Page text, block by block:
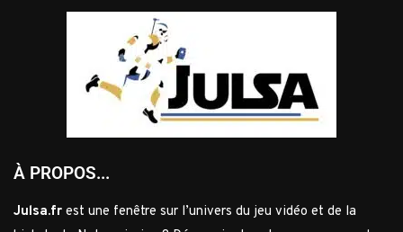
À PROPOS...
Julsa.fr est une fenêtre sur l’univers du jeu vidéo et de la